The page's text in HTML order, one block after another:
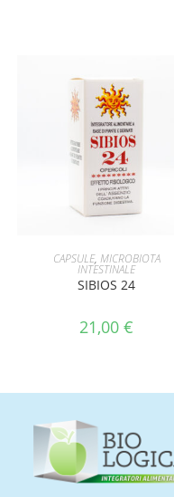
AGGIUNGI AL CARRELLO
CAPSULE, MICROBIOTA
INTESTINALE
SIBIOS 24
21,00€